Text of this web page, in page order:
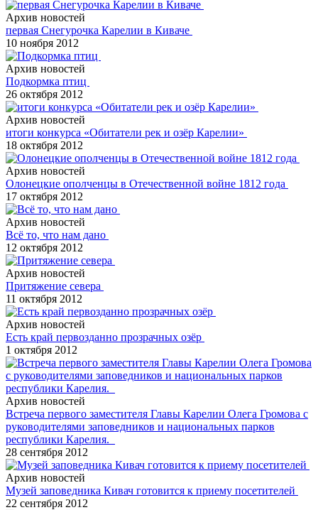
Архив новостей
первая Снегурочка Карелии в Киваче
10 ноября 2012
Архив новостей
Подкормка птиц
26 октября 2012
Архив новостей
итоги конкурса «Обитатели рек и озёр Карелии»
18 октября 2012
Архив новостей
Олонецкие ополченцы в Отечественной войне 1812 года
17 октября 2012
Архив новостей
Всё то, что нам дано
12 октября 2012
Архив новостей
Притяжение севера
11 октября 2012
Архив новостей
Есть край первозданно прозрачных озёр
1 октября 2012
Архив новостей
Встреча первого заместителя Главы Карелии Олега Громова с
руководителями заповедников и национальных парков
республики Карелия.
28 сентября 2012
Архив новостей
Музей заповедника Кивач готовится к приему посетителей
22 сентября 2012